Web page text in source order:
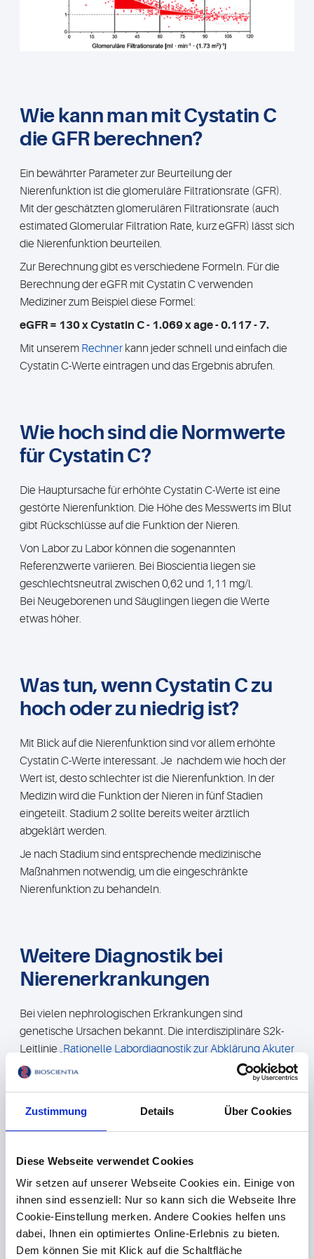
Zustimmung Details Über Cookies
Diese Webseite verwendet Cookies
Wir setzen auf unserer Webseite Cookies ein. Einige von
ihnen sind essenziell: Nur so kann sich die Webseite Ihre
Cookie-Einstellung merken. Andere Cookies helfen uns
dabei, Ihnen ein optimiertes Online-Erlebnis zu bieten.
Dem können Sie mit Klick auf die Schaltfläche
Wie kann man mit Cystatin C
die GFR berechnen?
Ein bewährter Parameter zur Beurteilung der
Nierenfunktion ist die glomeruläre Filtrationsrate (GFR).
Mit der geschätzten glomerulären Filtrationsrate (auch
estimated Glomerular Filtration Rate, kurz eGFR) lässt sich
die Nierenfunktion beurteilen.
Zur Berechnung gibt es verschiedene Formeln. Für die
Berechnung der eGFR mit Cystatin C verwenden
Mediziner zum Beispiel diese Formel:
eGFR = 130 x Cystatin C - 1.069 x age - 0.117 - 7.
Mit unserem Rechner kann jeder schnell und einfach die
Cystatin C-Werte eintragen und das Ergebnis abrufen.
Wie hoch sind die Normwerte
für Cystatin C?
Die Hauptursache für erhöhte Cystatin C-Werte ist eine
gestörte Nierenfunktion. Die Höhe des Messwerts im Blut
gibt Rückschlüsse auf die Funktion der Nieren.
Von Labor zu Labor können die sogenannten
Referenzwerte variieren. Bei Bioscientia liegen sie
geschlechtsneutral zwischen 0,62 und 1,11 mg/l.
Bei Neugeborenen und Säuglingen liegen die Werte
etwas höher.
Was tun, wenn Cystatin C zu
hoch oder zu niedrig ist?
Mit Blick auf die Nierenfunktion sind vor allem erhöhte
Cystatin C-Werte interessant. Je nachdem wie hoch der
Wert ist, desto schlechter ist die Nierenfunktion. In der
Medizin wird die Funktion der Nieren in fünf Stadien
eingeteilt. Stadium 2 sollte bereits weiter ärztlich
abgeklärt werden.
Je nach Stadium sind entsprechende medizinische
Maßnahmen notwendig, um die eingeschränkte
Nierenfunktion zu behandeln.
Weitere Diagnostik bei
Nierenerkrankungen
Bei vielen nephrologischen Erkrankungen sind
genetische Ursachen bekannt. Die interdisziplinäre S2k-
Leitlinie „Rationelle Labordiagnostik zur Abklärung Akuter
Nierenschädigungen und Progredienter
empfiehlt bei Nierenerkrankungen
Denn dadurch lassen sich Nierenerkrankungen bzw.
Zweifelsfällen eindeutig(er) identifizieren, einordnen und
Genetisch bedingte Nierenerkrankungenbetreffen einen
großen Anteil dialysepflichtiger Patienten. Typische
Beispiele sind u. a. autosomal dominante polyzystische
Nierenerkrankung, Alport Syndrom, Morbus Fabry,